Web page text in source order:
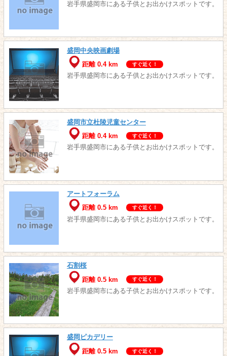
岩手県盛岡市にある子供とお出かけスポットです。
盛岡中央映画劇場
距離 0.4 km
すぐ近く！
岩手県盛岡市にある子供とお出かけスポットです。
盛岡市立杜陵児童センター
距離 0.4 km
すぐ近く！
岩手県盛岡市にある子供とお出かけスポットです。
アートフォーラム
距離 0.5 km
すぐ近く！
岩手県盛岡市にある子供とお出かけスポットです。
石割桜
距離 0.5 km
すぐ近く！
岩手県盛岡市にある子供とお出かけスポットです。
盛岡ピカデリー
距離 0.5 km
すぐ近く！